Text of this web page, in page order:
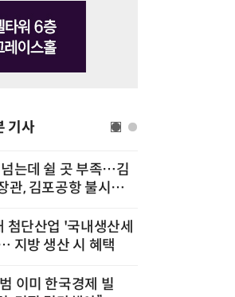
기사
는데 쉴 곳 부족…김
관, 김포공항 불시점
첨단산업 '국내생산세
지방 생산 시 혜택
이미 한국경제 빌